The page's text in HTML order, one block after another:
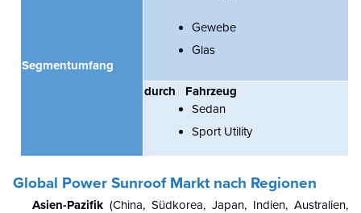
Segmentumfang
Gewebe
Glas
durch
Fahrzeug
Sedan
Sport Utility
Global Power Sunroof Markt nach Regionen
Asien-Pazifik (China, Südkorea, Japan, Indien, Australien,